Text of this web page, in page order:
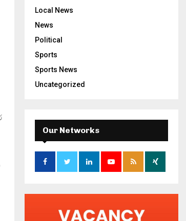
Local News
News
Political
Sports
Sports News
Uncategorized
Our Networks